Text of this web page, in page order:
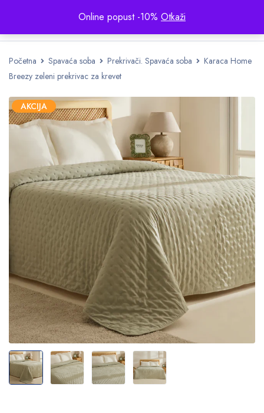
Online popust -10% Otkaži
Početna Spavaća soba Prekrivači. Spavaća soba
Karaca Home
Breezy zeleni prekrivac za krevet
AKCIJA